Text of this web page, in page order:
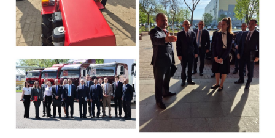
сотрудничество
Применение мер
нетарифного
регулирования
Биржевая торговля
Выставочная
деятельность в
Республике